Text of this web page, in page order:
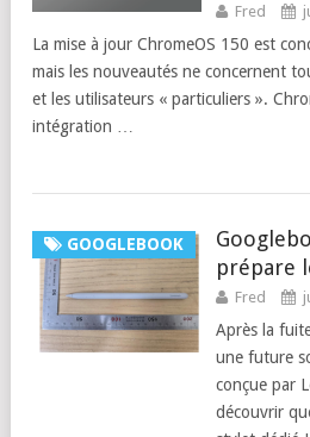
Fred
La mise à jour ChromeOS 150 est
mais les nouveautés ne concernent
et les utilisateurs « particuliers ».
intégration …
GOOGLEBOOK
prépare
Fred
Après la
une future
conçue par
découvrir